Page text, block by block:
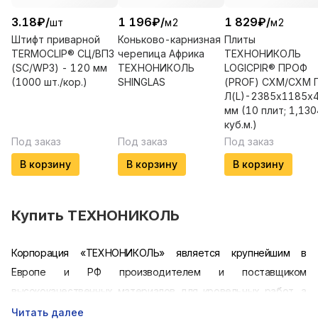
3.18₽/шт
Штифт приварной
TERMOCLIP® СЦ/ВП3
(SC/WP3) - 120 мм
(1000 шт./кор.)
Под заказ
В корзину
1 196₽/м2
Коньково-карнизная
черепица Африка
ТЕХНОНИКОЛЬ
SHINGLAS
Под заказ
В корзину
1 829₽/м2
Плиты
ТЕХНОНИКОЛЬ
LOGICPIR® ПРОФ
(PROF) СХМ/СХМ
Л(L)-
мм (10 плит;
куб.м.)
Под заказ
В корзину
Купить ТЕХНОНИКОЛЬ
Корпорация «ТЕХНОНИКОЛЬ» является крупнейшим в
Европе и РФ производителем и поставщиком
высококачественных материалов для кровельных работ, а
также гидро- и теплоизоляционной продукции. На
Читать далее